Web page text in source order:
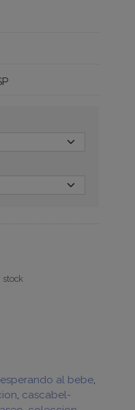
stock
esperando al bebe
cascabel-